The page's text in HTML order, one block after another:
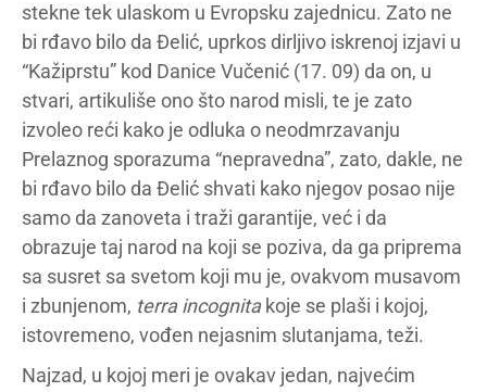
stekne tek ulaskom u Evropsku zajednicu. Zato ne
bi rđavo bilo da Đelić, uprkos dirljivo iskrenoj izjavi u
“Kažiprstu” kod Danice Vučenić (17. 09) da on, u
stvari, artikuliše ono što narod misli, te je zato
izvoleo reći kako je odluka o neodmrzavanju
Prelaznog sporazuma “nepravedna”, zato, dakle, ne
bi rđavo bilo da Đelić shvati kako njegov posao nije
samo da zanoveta i traži garantije, već i da
obrazuje taj narod na koji se poziva, da ga priprema
sa susret sa svetom koji mu je, ovakvom musavom
i zbunjenom, terra incognitakoje se plaši i kojoj,
istovremeno, vođen nejasnim slutanjama, teži.
Najzad, u kojoj meri je ovakav jedan, najvećim